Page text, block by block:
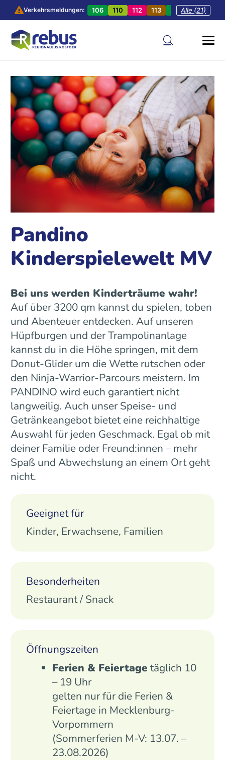
Verkehrsmeldungen: 106 110 112 113 201 202
Alle (21)
Pandino
Kinderspielewelt MV
Bei uns werden Kinderträume wahr!
Auf über 3200 qm kannst du spielen, toben
und Abenteuer entdecken. Auf unseren
Hüpfburgen und der Trampolinanlage
kannst du in die Höhe springen, mit dem
Donut-Glider um die Wette rutschen oder
den Ninja-Warrior-Parcours meistern. Im
PANDINO wird euch garantiert nicht
langweilig. Auch unser Speise- und
Getränkeangebot bietet eine reichhaltige
Auswahl für jeden Geschmack. Egal ob mit
deiner Familie oder Freund:innen – mehr
Spaß und Abwechslung an einem Ort geht
nicht.
Geeignet für
Kinder, Erwachsene, Familien
Besonderheiten
Restaurant / Snack
Öffnungszeiten
Ferien & Feiertage täglich 10
– 19 Uhr
gelten nur für die Ferien &
Feiertage in Mecklenburg-
Vorpommern
(Sommerferien M-V: 13.07. –
23.08.2026)